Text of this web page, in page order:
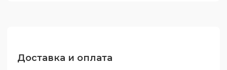
Доставка и оплата